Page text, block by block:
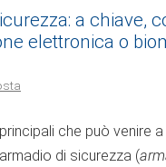
a chiave,
elettronica o
che può venire
di sicurezza (